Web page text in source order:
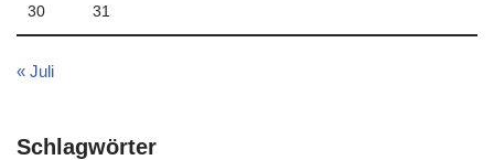
30 31
« Juli
Schlagwörter